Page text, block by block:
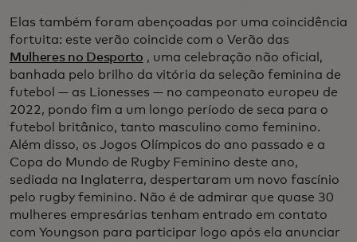
Elas também foram abençoadas por uma coincidência
fortuita: este verão coincide com o Verão das
Mulheres no Desporto , uma celebração não oficial,
banhada pelo brilho da vitória da seleção feminina de
futebol — as Lionesses — no campeonato europeu de
2022, pondo fim a um longo período de seca para o
futebol britânico, tanto masculino como feminino.
Além disso, os Jogos Olímpicos do ano passado e a
Copa do Mundo de Rugby Feminino deste ano,
sediada na Inglaterra, despertaram um novo fascínio
pelo rugby feminino. Não é de admirar que quase 30
mulheres empresárias tenham entrado em contato
com Youngson para participar logo após ela anunciar